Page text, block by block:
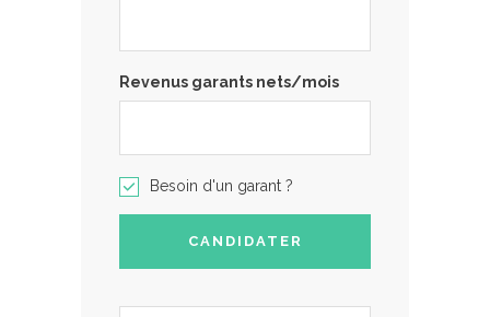
Revenus garants nets/mois
Besoin d'un garant ?